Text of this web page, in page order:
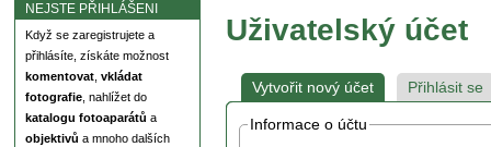
NEJSTE PŘIHLÁŠENI
Když se zaregistrujete a
přihlásíte, získáte možnost
komentovat vkládat
fotografie , nahlížet do
katalogu fotoaparátů a
objektivů a mnoho dalších
Uživatelský účet
Vytvořit nový účet Přihlásit se
Informace o účtu